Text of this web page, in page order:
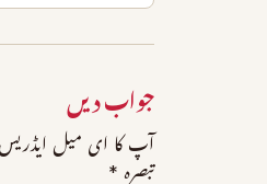
جواب دیں
آپ کا ای میل ایڈریس
تبصرہ *